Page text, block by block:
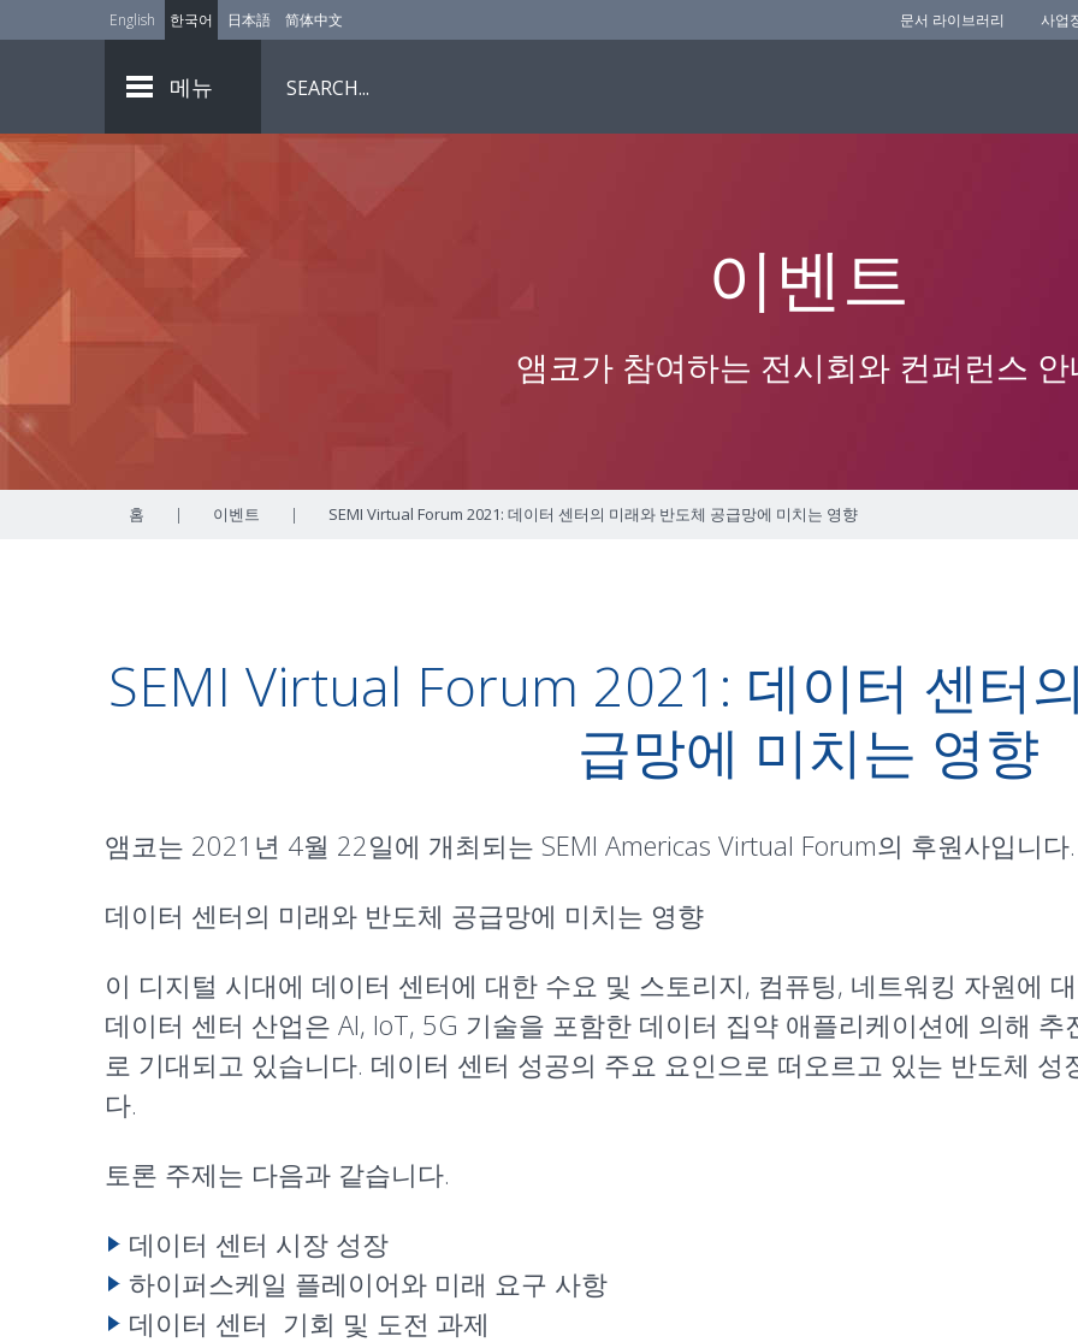
English 한국어 日本語 简体中文 문서 라이브러리 사업
메뉴
이벤트
앰코가 참여하는 전시회와 컨퍼런스 안
홈 | 이벤트 | SEMI Virtual Forum 2021: 데이터 센터의 미래와 반도체 공급망에 미치는 영향
SEMI Virtual Forum 2021: 데이터 센터
급망에 미치는 영향
앰코는 2021년 4월 22일에 개최되는 SEMI Americas Virtual Forum의 후원사입니다
데이터 센터의 미래와 반도체 공급망에 미치는 영향
이 디지털 시대에 데이터 센터에 대한 수요 및 스토리지, 컴퓨팅, 네트워킹 자원에
데이터 센터 산업은 AI, IoT, 5G 기술을 포함한 데이터 집약 애플리케이션에 의해
로 기대되고 있습니다. 데이터 센터 성공의 주요 요인으로 떠오르고 있는 반도체
다.
토론 주제는 다음과 같습니다.
데이터 센터 시장 성장
하이퍼스케일 플레이어와 미래 요구 사항
데이터 센터 기회 및 도전 과제